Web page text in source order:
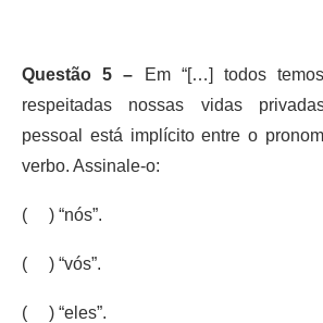
Questão 5 –
Em “[…] todos
respeitadas nossas vidas
pessoal está implícito entre o
verbo. Assinale-o:
( ) “nós”.
( ) “vós”.
( ) “eles”.